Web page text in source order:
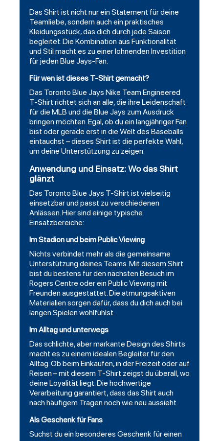
Das Shirt ist nicht nur ein Statement für deine
Teamliebe, sondern auch ein praktisches
Kleidungsstück, das dich durch jede Saison
begleitet. Die Kombination aus Funktionalität
und Stil macht es zu einer lohnenden Investition
für jeden Blue Jays-Fan.
Für wen ist dieses T-Shirt gemacht?
Das Toronto Blue Jays Nike Team Engineered
T-Shirt richtet sich an alle, die ihre Leidenschaft
für die MLB und die Blue Jays zum Ausdruck
bringen möchten. Egal, ob du ein langjähriger Fan
bist oder gerade erst in die Welt des Baseballs
eintauchst – dieses Shirt ist die perfekte Wahl,
um deine Unterstützung zu zeigen.
Anwendung und Einsatz: Wo das Shirt
glänzt
Das Toronto Blue Jays T-Shirt ist vielseitig
einsetzbar und passt zu verschiedenen
Anlässen. Hier sind einige typische
Einsatzbereiche:
Im Stadion und beim Public Viewing
Nichts verbindet mehr als die gemeinsame
Unterstützung deines Teams. Mit diesem Shirt
bist du bestens für den nächsten Besuch im
Rogers Centre oder ein Public Viewing mit
Freunden ausgestattet. Die atmungsaktiven
Materialien sorgen dafür, dass du dich auch bei
langen Spielen wohlfühlst.
Im Alltag und unterwegs
Das schlichte, aber markante Design des Shirts
macht es zu einem idealen Begleiter für den
Alltag. Ob beim Einkaufen, in der Freizeit oder auf
Reisen – mit diesem T-Shirt zeigst du überall, wo
deine Loyalität liegt. Die hochwertige
Verarbeitung garantiert, dass das Shirt auch
nach häufigem Tragen noch wie neu aussieht.
Als Geschenk für Fans
Suchst du ein besonderes Geschenk für einen